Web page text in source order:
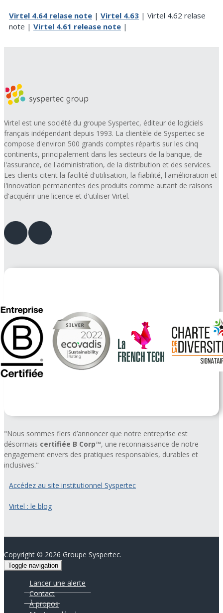
Virtel 4.64 relase note | Virtel 4.63 | Virtel 4.62 relase
note | Virtel 4.61 release note |
Virtel est une société du groupe Syspertec, éditeur de logiciels
français indépendant depuis 1993. La clientèle de Syspertec se
compose d'environ 500 grands comptes répartis sur les cinq
continents, principalement dans les secteurs de la banque, de
l'assurance, de l'administration, de la distribution et des services.
Les clients citent la facilité d'utilisation, la fiabilité, l'amélioration et
l'innovation permanentes des produits comme autant de raisons
d'acquérir une licence et d'utiliser Virtel.
"Nous sommes fiers d’annoncer que notre entreprise est
désormais certifiée B Corp™, une reconnaissance de notre
engagement envers des pratiques responsables, durables et
inclusives."
Accédez au site institutionnel Syspertec
Virtel : le blog
Copyright © 2026 Groupe Syspertec.
Toggle navigation
Lancer une alerte
Contact
À propos